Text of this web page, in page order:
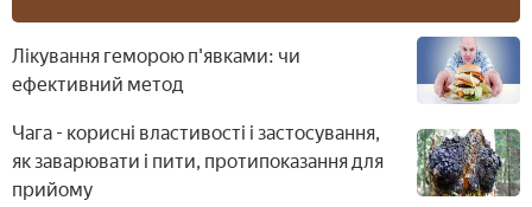
Лікування геморою п'явками: чи
ефективний метод
Чага - корисні властивості і застосування,
як заварювати і пити, протипоказання для
прийому